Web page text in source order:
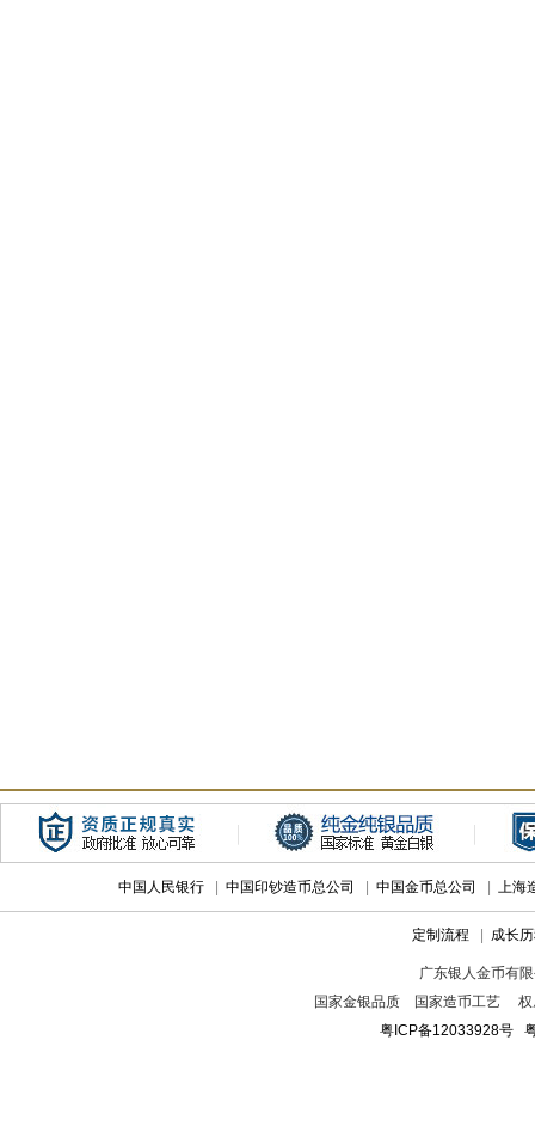
中国人民银行 中国印钞造币总公司 中国金币总公司 上海
定制流程 成长
广东银人金币有
国家金银品质 国家造币工艺 权
粤ICP备12033928号